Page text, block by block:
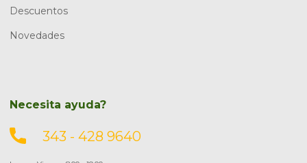
Descuentos
Novedades
Necesita ayuda?
343 - 428 9640